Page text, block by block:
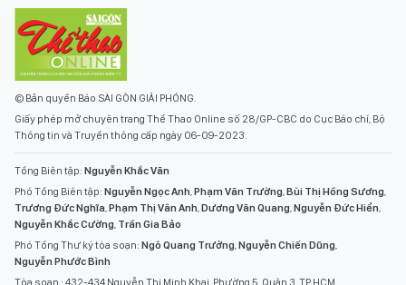
© Bản quyền Báo SÀI GÒN GIẢI PHÓNG.
Giấy phép mở chuyên trang Thể Thao Online số 28/GP-CBC do Cục Báo chí, Bộ
Thông tin và Truyền thông cấp ngày 06-09-2023.
Tổng Biên tập: Nguyễn Khắc Văn
Phó Tổng Biên tập: Nguyễn Ngọc Anh,Phạm Văn Trường,Bùi Thị Hồng Sương,
Trương Đức Nghĩa,Phạm Thị Vân Anh,Dương Văn Quang,Nguyễn Đức Hiển,
Nguyễn Khắc Cường, Trần Gia Bảo
Phó Tổng Thư ký tòa soạn: Ngô Quang Trưởng,Nguyễn Chiến Dũng,
Nguyễn Phước Bình
Tòa soạn : 432-434 Nguyễn Thị Minh Khai, Phường 5, Quận 3, TP.HCM